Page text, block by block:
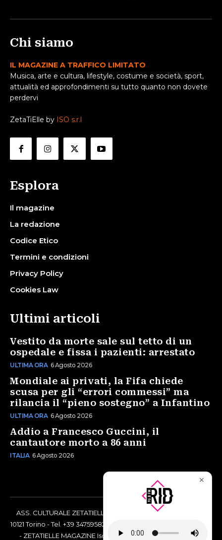
Chi siamo
IL MAGAZINE A TRAFFICO LIMITATO
Musica, arte e cultura, lifestyle, costume e società, sport,
attualità ed approfondimenti su tutto quanto non dovete
perdervi
ZetaTiElle by ISO s.r.l
Esplora
Il magazine
La redazione
Codice Etico
Termini e condizioni
Privacy Policy
Cookies Law
Ultimi articoli
Vestito da morte sale sul tetto di un
ospedale e fissa i pazienti: arrestato
ULTIMA ORA 6 Agosto 2026
Mondiale ai privati, la Fifa chiede
scusa per gli “errori commessi” ma
rilancia il “pieno sostegno” a Infantino
ULTIMA ORA 6 Agosto 2026
Addio a Francesco Guccini, il
cantautore morto a 86 anni
ITALIA 6 Agosto 2026
ASS. CULTURALE ZETATIELLE OFF via Vittorio Amedeo II, 21 -
10121 Torino - Tel. +39 3475958238 - Codice Fiscale 97883690014
- ZETATIELLE MAGAZINE Iscrizione al Tribunale di Torino n°
✕